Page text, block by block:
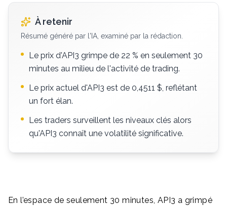
À retenir
Résumé généré par l'IA, examiné par la rédaction.
Le prix d'API3 grimpe de 22 % en seulement 30
minutes au milieu de l'activité de trading.
Le prix actuel d'API3 est de 0,4511 $, reflétant
un fort élan.
Les traders surveillent les niveaux clés alors
qu'API3 connaît une volatilité significative.
En l’espace de seulement 30 minutes, API3 a grimpé